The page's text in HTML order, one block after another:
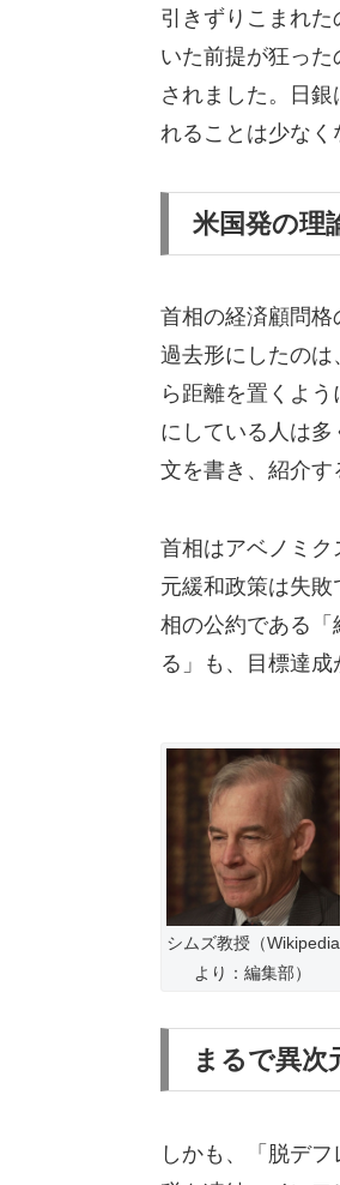
引きずりこまれ
いた前提が狂っ
されました。日
れることは少なく
米国発の理
首相の経済顧問格
過去形にしたの
ら距離を置くよ
にしている人は
文を書き、紹介す
首相はアベノミ
元緩和政策は失
相の公約である
る」も、目標達成
シムズ教授（Wikipedia
より：編集部）
まるで異次
しかも、「脱デ